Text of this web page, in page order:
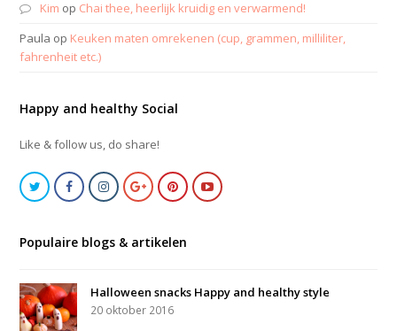
Kim op Chai thee, heerlijk kruidig en verwarmend!
Paula op Keuken maten omrekenen (cup, grammen, milliliter,
fahrenheit etc.)
Happy and healthy Social
Like & follow us, do share!
Populaire blogs & artikelen
Halloween snacks Happy and healthy style
20 oktober 2016